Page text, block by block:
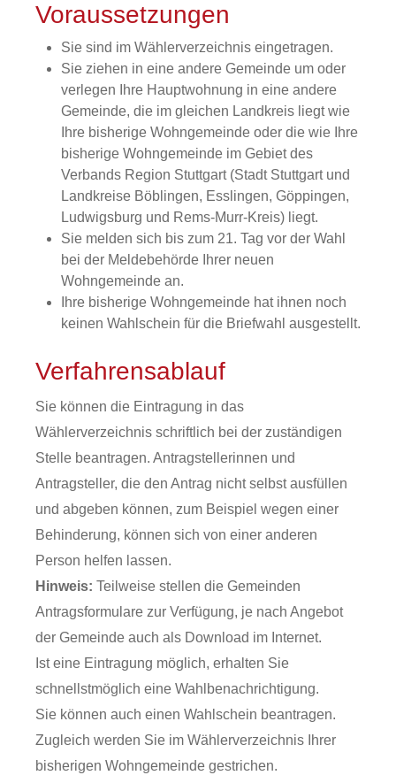
Voraussetzungen
Sie sind im Wählerverzeichnis eingetragen.
Sie ziehen in eine andere Gemeinde um oder
verlegen Ihre Hauptwohnung in eine andere
Gemeinde, die im gleichen Landkreis liegt wie
Ihre bisherige Wohngemeinde oder die wie Ihre
bisherige Wohngemeinde im Gebiet des
Verbands Region Stuttgart(Stadt Stuttgart und
Landkreise Böblingen, Esslingen, Göppingen,
Ludwigsburg und Rems-Murr-Kreis)liegt.
Sie melden sich bis zum 21. Tag vor der Wahl
bei der Meldebehörde Ihrer neuen
Wohngemeinde an.
Ihre bisherige Wohngemeinde hat ihnen noch
keinen Wahlschein für die Briefwahl ausgestellt.
Verfahrensablauf
Sie können die Eintragung in das
Wählerverzeichnis schriftlich bei der zuständigen
Stelle beantragen. Antragstellerinnen und
Antragsteller, die den Antrag nicht selbst ausfüllen
und abgeben können, zum Beispiel wegen einer
Behinderung, können sich von einer anderen
Person helfen lassen.
Hinweis: Teilweise stellen die Gemeinden
Antragsformulare zur Verfügung, je nach Angebot
der Gemeinde auch als Download im Internet.
Ist eine Eintragung möglich, erhalten Sie
schnellstmöglich eine Wahlbenachrichtigung.
Sie können auch einen Wahlschein beantragen.
Zugleich werden Sie im Wählerverzeichnis Ihrer
bisherigen Wohngemeinde gestrichen.